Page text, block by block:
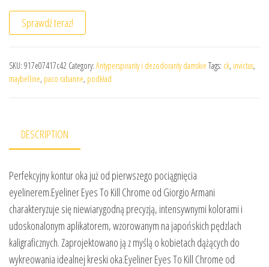
Sprawdź teraz!
SKU: 917e07417c42 Category: Antyperspiranty i dezodoranty damskie Tags: ck, invictus,
maybelline, paco rabanne, podkład
DESCRIPTION
Perfekcyjny kontur oka już od pierwszego pociągnięcia
eyelinerem.Eyeliner Eyes To Kill Chrome od Giorgio Armani
charakteryzuje się niewiarygodną precyzją, intensywnymi kolorami i
udoskonalonym aplikatorem, wzorowanym na japońskich pędzlach
kaligraficznych. Zaprojektowano ją z myślą o kobietach dążących do
wykreowania idealnej kreski oka.Eyeliner Eyes To Kill Chrome od